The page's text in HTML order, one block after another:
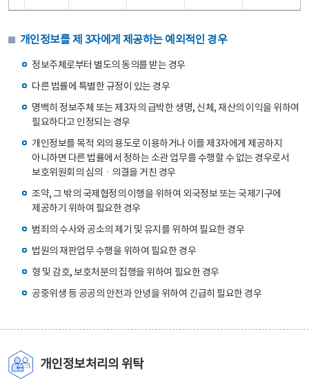
개인정보를 제 3자에게 제공하는 예외적인 경우
정보주체로부터 별도의 동의를 받는 경우
다른 법률에 특별한 규정이 있는 경우
명백히 정보주체 또는 제3자의 급박한 생명, 신체, 재산의 이익을 위하여
필요하다고 인정되는 경우
개인정보를 목적 외의 용도로 이용하거나 이를 제3자에게 제공하지
아니하면 다른 법률에서 정하는 소관 업무를 수행할 수 없는 경우로서
보호위원회의 심의ㆍ의결을 거친 경우
조약, 그 밖의 국제협정의 이행을 위하여 외국정보 또는 국제기구에
제공하기 위하여 필요한 경우
범죄의 수사와 공소의 제기 및 유지를 위하여 필요한 경우
법원의 재판업무 수행을 위하여 필요한 경우
형 및 감호, 보호처분의 집행을 위하여 필요한 경우
공중위생 등 공공의 안전과 안녕을 위하여 긴급히 필요한 경우
개인정보처리의 위탁